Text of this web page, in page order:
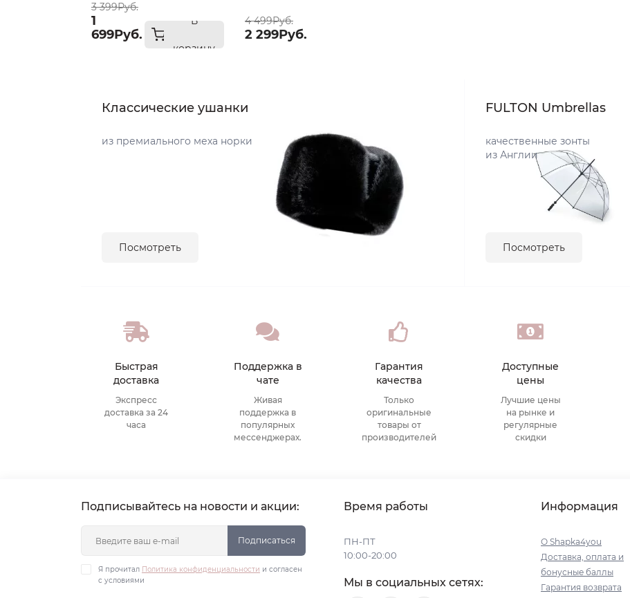
3 399Руб.
1
699Руб.
В
корзину
4 499Руб.
2 299Руб.
Классические ушанки
из премиального меха норки
Посмотреть
FULTON Umbrellas
качественные зонты
из Англии
Посмотреть
Быстрая
доставка
Экспресс
доставка за 24
часа
Поддержка в
чате
Живая
поддержка в
популярных
мессенджерах.
Гарантия
качества
Только
оригинальные
товары от
производителей
Доступные
цены
Лучшие цены
на рынке и
регулярные
скидки
Подписывайтесь на новости и акции:
Подписаться
Я прочитал Политика конфиденциальности и согласен
с условиями
Время работы
ПН-ПТ
10:00-20:00
Мы в социальных сетях:
Информация
О Shapka4you
Доставка, оплата и
бонусные баллы
Гарантия возврата